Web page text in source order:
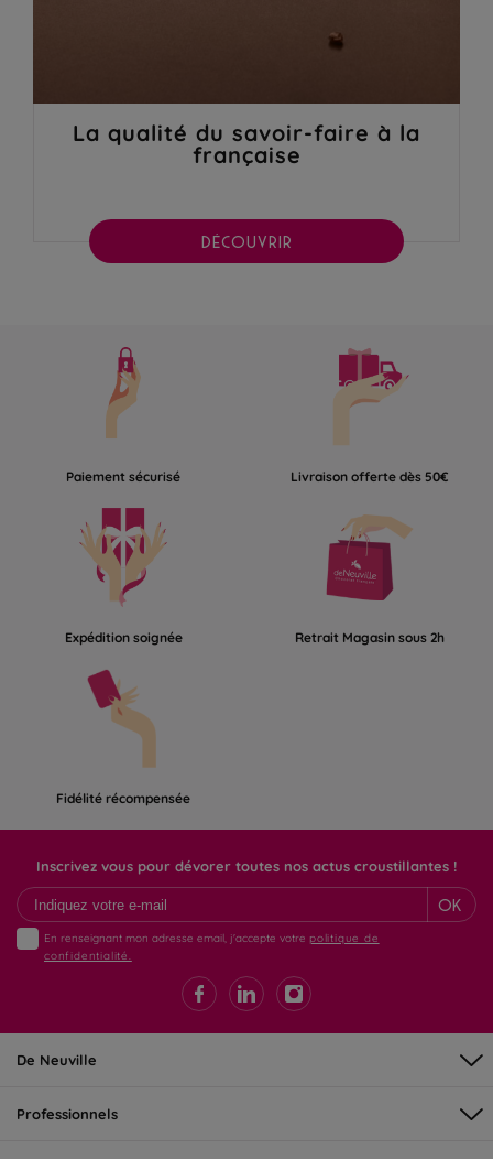
La qualité du savoir-faire à la
française
DÉCOUVRIR
Paiement sécurisé Livraison offerte dès 50€
Expédition soignée Retrait Magasin sous 2h
Fidélité récompensée
Inscrivez vous pour dévorer toutes nos actus croustillantes !
OK
En renseignant mon adresse email, j'accepte votre politique de
confidentialité.
De Neuville
Professionnels